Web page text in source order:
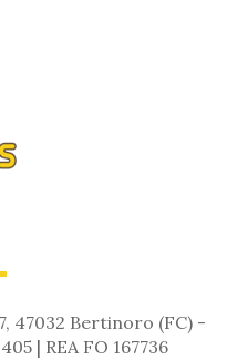
47032 Bertinoro (FC) -
| REA FO 167736